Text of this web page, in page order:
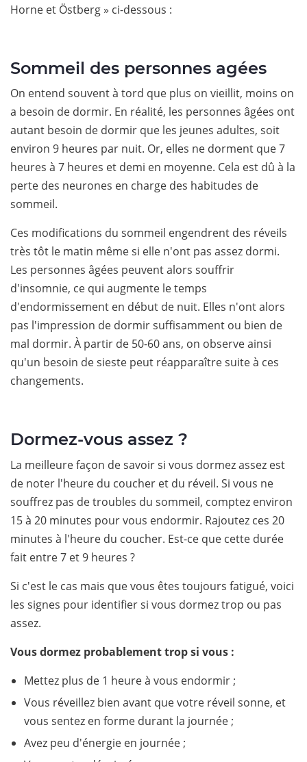
Horne et Östberg » ci-dessous :
Sommeil des personnes agées
On entend souvent à tord que plus on vieillit, moins on
a besoin de dormir. En réalité, les personnes âgées ont
autant besoin de dormir que les jeunes adultes, soit
environ 9 heures par nuit. Or, elles ne dorment que 7
heures à 7 heures et demi en moyenne. Cela est dû à la
perte des neurones en charge des habitudes de
sommeil.
Ces modifications du sommeil engendrent des réveils
très tôt le matin même si elle n'ont pas assez dormi.
Les personnes âgées peuvent alors souffrir
d'insomnie, ce qui augmente le temps
d'endormissement en début de nuit. Elles n'ont alors
pas l'impression de dormir suffisamment ou bien de
mal dormir. À partir de 50-60 ans, on observe ainsi
qu'un besoin de sieste peut réapparaître suite à ces
changements.
Dormez-vous assez ?
La meilleure façon de savoir si vous dormez assez est
de noter l'heure du coucher et du réveil. Si vous ne
souffrez pas de troubles du sommeil, comptez environ
15 à 20 minutes pour vous endormir. Rajoutez ces 20
minutes à l'heure du coucher. Est-ce que cette durée
fait entre 7 et 9 heures ?
Si c'est le cas mais que vous êtes toujours fatigué, voici
les signes pour identifier si vous dormez trop ou pas
assez.
Vous dormez probablement trop si vous :
Mettez plus de 1 heure à vous endormir ;
Vous réveillez bien avant que votre réveil sonne, et
vous sentez en forme durant la journée ;
Avez peu d'énergie en journée ;